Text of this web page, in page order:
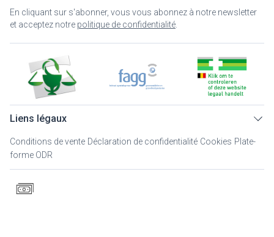
En cliquant sur s'abonner, vous vous abonnez à notre newsletter
et acceptez notre politique de confidentialité
Liens légaux
Conditions de vente Déclaration de confidentialité Cookies Plate-
forme ODR